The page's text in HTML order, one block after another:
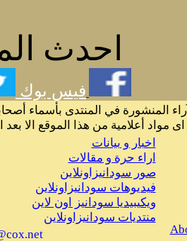
احدث
فيس بوك
المنشورة في المنتدى بأسماء
مواد أعلامية من هذا الموقع الا
اخبار و بيانات
اراء حرة و مقالات
صور سودانيزاونلاين
فيديوهات سودانيزاونلاين
ويكيبيديا سودانيز اون لاين
منتديات سودانيزاونلاين